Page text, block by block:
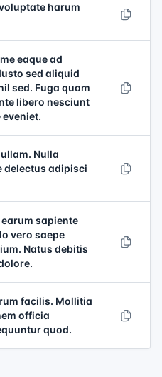
harum
eaque ad
sed aliquid
sed. Fuga quam
libero nesciunt
Nulla
delectus adipisci
sapiente
vero saepe
Natus debitis
facilis. Mollitia
officia
quod.